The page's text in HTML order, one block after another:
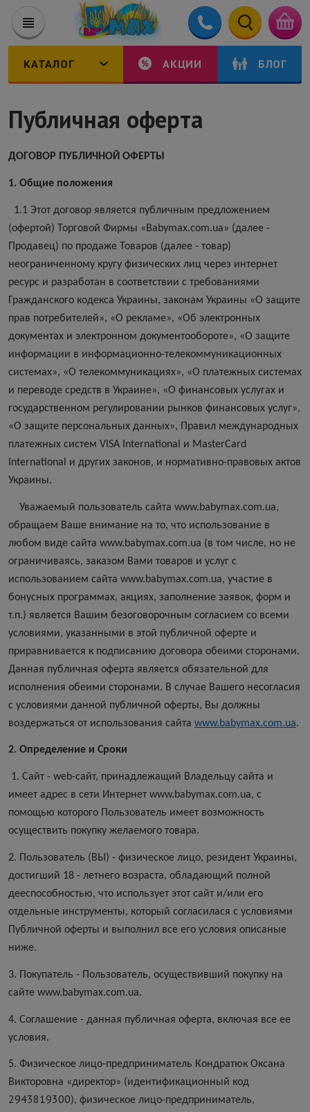
КАТАЛОГ АКЦИИ БЛОГ
Публичная оферта
ДОГОВОР ПУБЛИЧНОЙ ОФЕРТЫ
1. Общие положения
1.1 Этот договор является публичным предложением
(офертой) Торговой Фирмы «Babymax.com.ua» (далее -
Продавец) по продаже Товаров (далее - товар)
неограниченному кругу физических лиц через интернет
ресурс и разработан в соответствии с требованиями
Гражданского кодекса Украины, законам Украины «О защите
прав потребителей», «О рекламе», «Об электронных
документах и ​​электронном документообороте», «О защите
информации в информационно-телекоммуникационных
системах», «О телекоммуникациях», «О платежных системах
и переводе средств в Украине», «О финансовых услугах и
государственном регулировании рынков финансовых услуг»,
«О защите персональных данных», Правил международных
платежных систем VISA International и MasterCard
International и других законов, и нормативно-правовых актов
Украины.
Уважаемый пользователь сайта www.babymax.com.ua,
обращаем Ваше внимание на то, что использование в
любом виде сайта www.babymax.com.ua (в том числе, но не
ограничиваясь, заказом Вами товаров и услуг с
использованием сайта www.babymax.com.ua, участие в
бонусных программах, акциях, заполнение заявок, форм и
т.п.) является Вашим безоговорочным согласием со всеми
условиями, указанными в этой публичной оферте и
приравнивается к подписанию договора обеими сторонами.
Данная публичная оферта является обязательной для
исполнения обеими сторонами. В случае Вашего несогласия
с условиями данной публичной оферты, Вы должны
воздержаться от использования сайта www.babymax.com.ua.
2. Определение и Сроки
1. Сайт - web-сайт, принадлежащий Владельцу сайта и
имеет адрес в сети Интернет www.babymax.com.ua, с
помощью которого Пользователь имеет возможность
осуществить покупку желаемого товара.
2. Пользователь (ВЫ) - физическое лицо, резидент Украины,
достигший 18 - летнего возраста, обладающий полной
дееспособностью, что использует этот сайт и/или его
отдельные инструменты, который согласилася с условиями
Публичной оферты и выполнил все его условия описаные
ниже.
3. Покупатель - Пользователь, осуществивший покупку на
сайте www.babymax.com.ua.
4. Соглашение - данная публичная оферта, включая все ее
условия.
5. Физическое лицо-предприниматель Кондратюк Оксана
Викторовна «директор» (идентификационный код
2943819300), физическое лицо-предприниматель,